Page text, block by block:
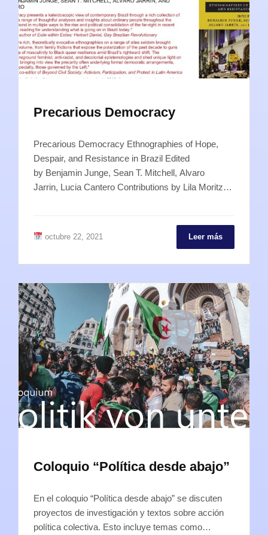
Precarious Democracy
Precarious Democracy Ethnographies of Hope,
Despair, and Resistance in Brazil Edited
by Benjamin Junge, Sean T. Mitchell, Alvaro
Jarrin, Lucia Cantero Contributions by Lila Moritz…
octubre 22, 2021 Leer más
Coloquio “Política desde abajo”
En el coloquio “Política desde abajo” se discuten
proyectos de investigación y textos sobre acción
política colectiva. Esto incluye temas como…